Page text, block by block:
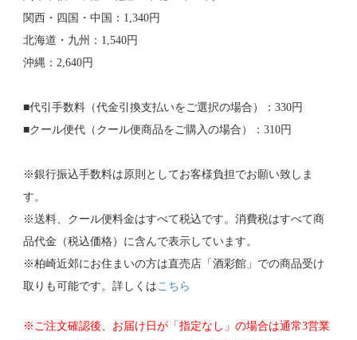
関西・四国・中国：1,340円
北海道・九州：1,540円
沖縄：2,640円
■代引手数料（代金引換支払いをご選択の場合）：330円
■クール便代（クール便商品をご購入の場合）：310円
※銀行振込手数料は原則としてお客様負担でお願い致しま
す。
※送料、クール便料金はすべて税込です。消費税はすべて商
品代金（税込価格）に含んで表示しています。
※柏崎近郊にお住まいの方は直売店「酒彩館」での商品受け
取りも可能です。詳しくはこちら
※ご注文確認後、お届け日が「指定なし」の場合は通常3営業